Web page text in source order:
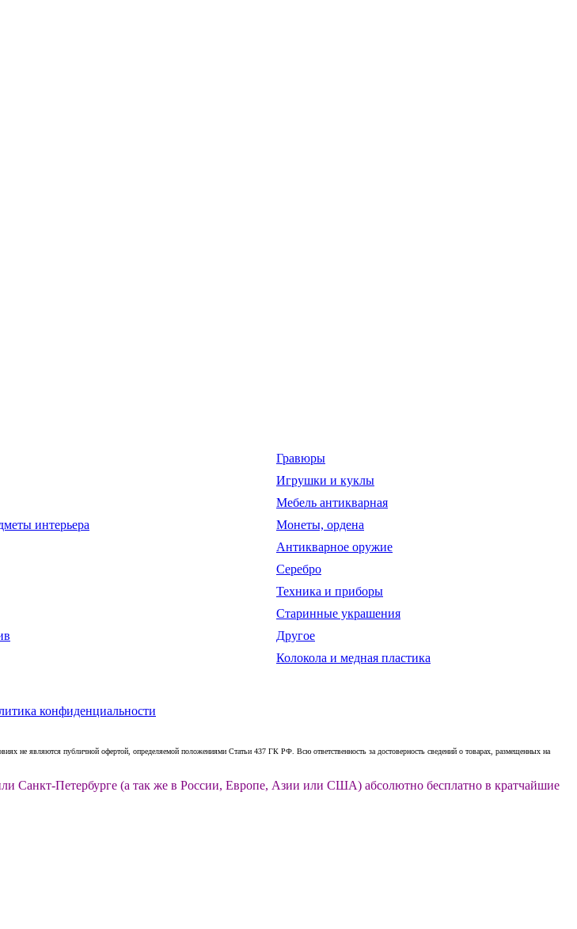
Гравюры
Игрушки и куклы
Мебель антикварная
интерьера
Монеты, ордена
Антикварное оружие
Серебро
Техника и приборы
Старинные украшения
Другое
Колокола и медная пластика
конфиденциальности
не являются публичной офертой, определяемой положениями Статьи 437 ГК РФ. Всю ответственность за достоверность сведений о товарах, размещенных на
Санкт-Петербурге (а так же в России, Европе, Азии или США) абсолютно бесплатно в кратчайшие